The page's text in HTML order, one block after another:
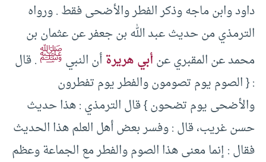
داود وابن ماجه وذكر الفطر والأضحى فقط . ورواه
الترمذي من حديث عبد الله بن جعفر عن عثمان بن
محمد عن المقبري عنأبي هريرةأن النبيﷺ. قال
: { الصوم يوم تصومون والفطر يوم تفطرون
والأضحى يوم تضحون } قال الترمذي : هذا حديث
حسن غريب، قال : وفسر بعض أهل العلم هذا الحديث
فقال : إنما معنى هذا الصوم والفطر مع الجماعة وعظم